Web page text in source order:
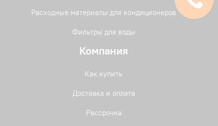
Расходные материалы для кондиционеров
Фильтры для воды
Компания
Как купить
Доставка и оплата
Рассрочка